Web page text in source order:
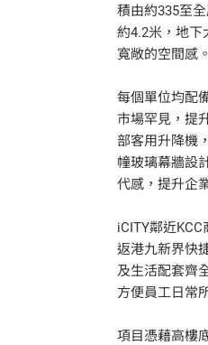
積由約335至
約4.2米，地下
寬敞的空間感。
每個單位均配
市場罕見，提
部客用升降機
幢玻璃幕牆設
代感，提升企
iCITY鄰近
返港九新界快
及生活配套齊
方便員工日常
項目憑藉高樓